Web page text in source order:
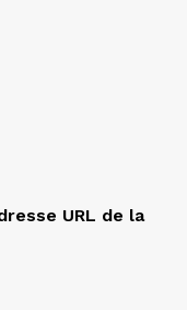
URL de la